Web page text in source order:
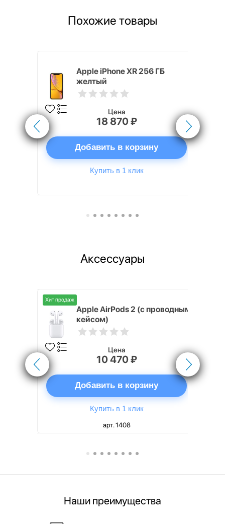
Похожие товары
Apple iPhone XR 256 ГБ
желтый
Цена
18 870 ₽
Добавить в корзину
Купить в 1 клик
Аксессуары
Хит продаж
Apple AirPods 2 (с проводным
кейсом)
Цена
10 470 ₽
Добавить в корзину
Купить в 1 клик
арт. 1408
Наши преимущества